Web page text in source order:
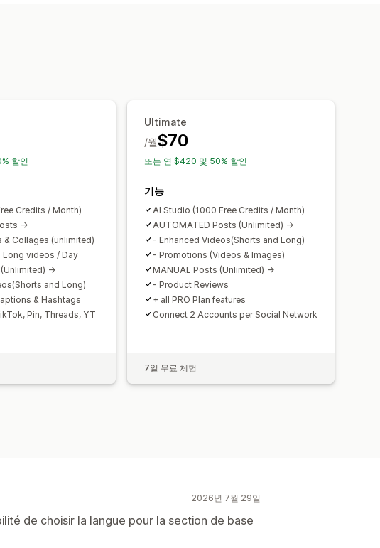
할인
Credits / Month)
->
& Collages (unlimited)
Long videos / Day
->
and Long)
& Hashtags
Pin, Threads, YT
Ultimate
$70
/월
또는 연 $420 및 50% 할인
기능
AI Studio (1000 Free Credits / Month)
AUTOMATED Posts (Unlimited) ->
- Enhanced Videos(Shorts and Long)
- Promotions (Videos & Images)
MANUAL Posts (Unlimited) ->
- Product Reviews
+ all PRO Plan features
Connect 2 Accounts per Social Network
7일 무료 체험
2026년 7월 29일
de choisir la langue pour la section de base